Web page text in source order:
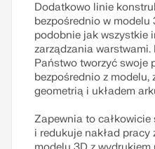
Dodatkowo linie
bezpośrednio w modelu
podobnie jak wszystkie
zarządzania
Państwo tworzyć swoje
bezpośrednio z modelu,
geometrią i układem
Zapewnia to
i redukuje nakład